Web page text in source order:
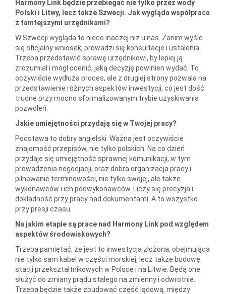
Harmony Link będzie przebiegać nie tylko przez wody
Polski i Litwy, lecz także Szwecji. Jak wygląda współpraca
z tamtejszymi urzędnikami?
W Szwecji wygląda to nieco inaczej niż u nas. Zanim wyśle
się oficjalny wniosek, prowadzi się konsultacje i ustalenia.
Trzeba przedstawić sprawę urzędnikowi, by lepiej ją
zrozumiał i mógł ocenić, jaką decyzję powinien wydać. To
oczywiście wydłuża proces, ale z drugiej strony pozwala na
przedstawienie różnych aspektów inwestycji, co jest dość
trudne przy mocno sformalizowanym trybie uzyskiwania
pozwoleń.
Jakie umiejętności przydają się w Twojej pracy?
Podstawa to dobry angielski. Ważna jest oczywiście
znajomość przepisów, nie tylko polskich. Na co dzień
przydaje się umiejętność sprawnej komunikacji, w tym
prowadzenia negocjacji, oraz dobra organizacja pracy i
pilnowanie terminowości, nie tylko swojej, ale także
wykonawców i ich podwykonawców. Liczy się precyzja i
dokładność przy pracy nad dokumentami. A to wszystko
przy presji czasu.
Na jakim etapie są prace nad Harmony Link pod względem
aspektów środowiskowych?
Trzeba pamiętać, że jest to inwestycja złożona, obejmująca
nie tylko sam kabel w części morskiej, lecz także budowę
stacji przekształtnikowych w Polsce i na Litwie. Będą one
służyć do zmiany prądu stałego na zmienny i odwrotnie.
Trzeba będzie także zbudować część lądową, między